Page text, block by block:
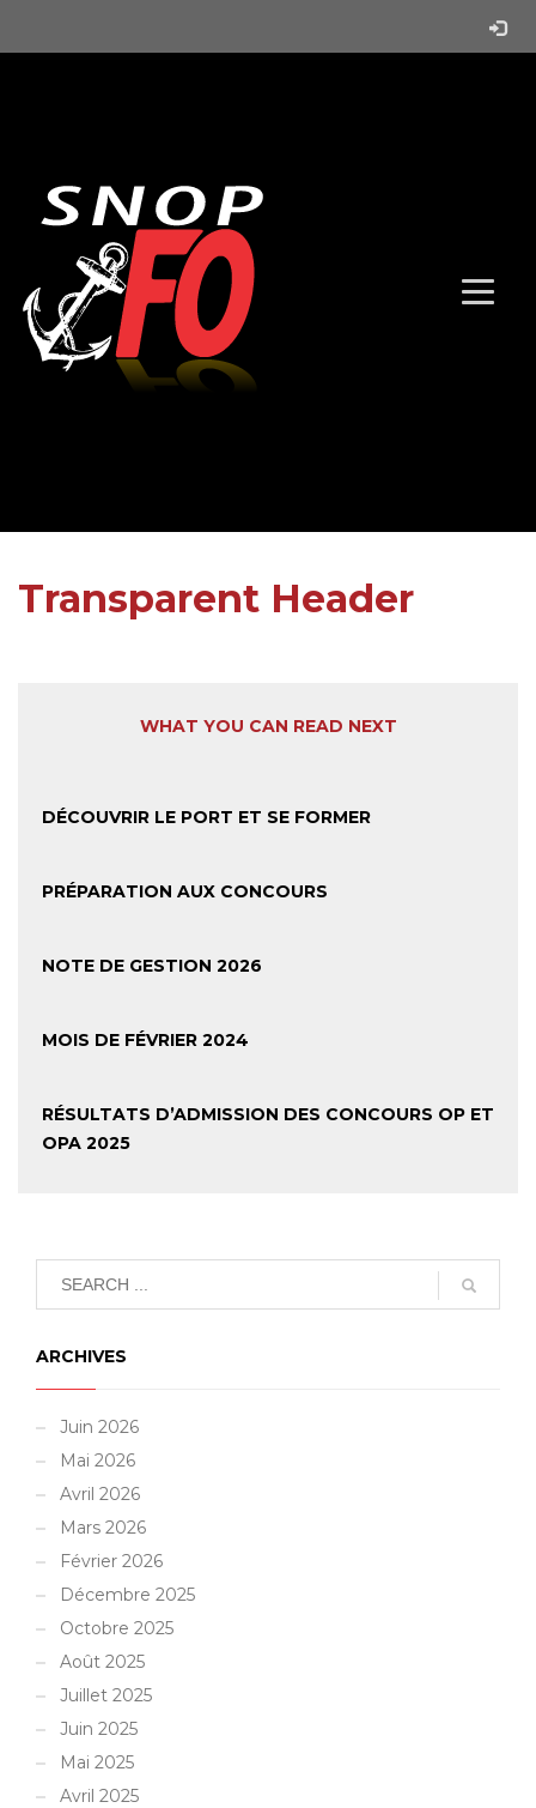
Transparent Header
WHAT YOU CAN READ NEXT
DÉCOUVRIR LE PORT ET SE FORMER
PRÉPARATION AUX CONCOURS
NOTE DE GESTION 2026
MOIS DE FÉVRIER 2024
RÉSULTATS D’ADMISSION DES CONCOURS OP ET
OPA 2025
ARCHIVES
Juin 2026
Mai 2026
Avril 2026
Mars 2026
Février 2026
Décembre 2025
Octobre 2025
Août 2025
Juillet 2025
Juin 2025
Mai 2025
Avril 2025